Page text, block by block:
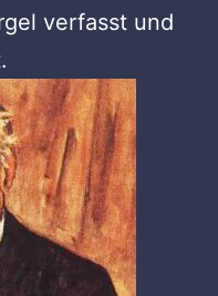
verfasst und